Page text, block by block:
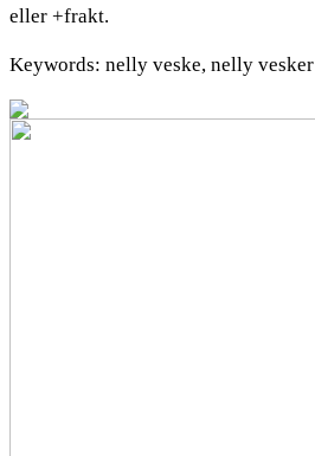
eller +frakt.
Keywords: nelly veske, nelly vesker